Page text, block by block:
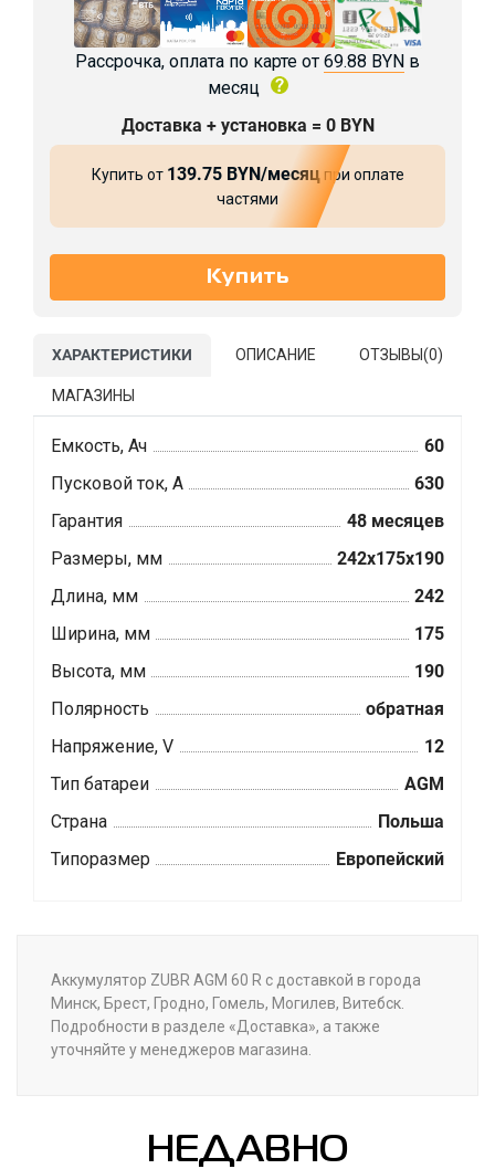
Рассрочка, оплата по карте от 69.88 BYN в
месяц
Доставка + установка = 0 BYN
Купить от 139.75 BYN/месяцпри оплате
частями
ХАРАКТЕРИСТИКИ ОПИСАНИЕ ОТЗЫВЫ(0)
МАГАЗИНЫ
Емкость, Ач
60
Пусковой ток, А
630
Гарантия
48 месяцев
Размеры, мм
242x175x190
Длина, мм
242
Ширина, мм
175
Высота, мм
190
Полярность
обратная
Напряжение, V
12
Тип батареи
AGM
Страна
Польша
Типоразмер
Европейский
Аккумулятор ZUBR AGM 60 R с доставкой в города
Минск, Брест, Гродно, Гомель, Могилев, Витебск.
Подробности в разделе «Доставка», а также
уточняйте у менеджеров магазина.
НЕДАВНО